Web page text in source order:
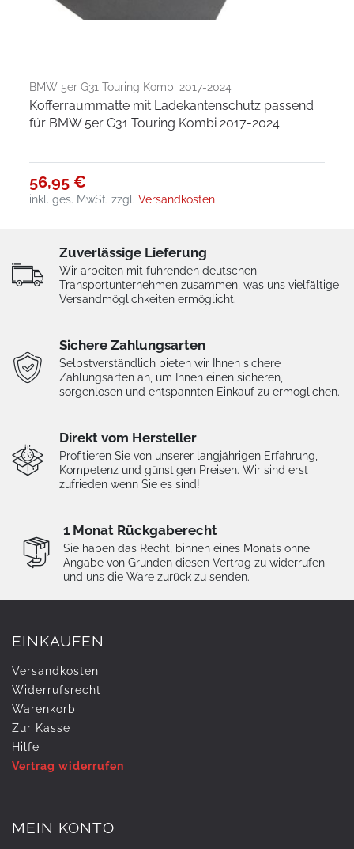
BMW 5er G31 Touring Kombi 2017-2024
Kofferraummatte mit Ladekantenschutz passend
für BMW 5er G31 Touring Kombi 2017-2024
56,95 €
inkl. ges. MwSt. zzgl.Versandkosten
Zuverlässige Lieferung
Wir arbeiten mit führenden deutschen
Transportunternehmen zusammen, was uns vielfältige
Versandmöglichkeiten ermöglicht.
Sichere Zahlungsarten
Selbstverständlich bieten wir Ihnen sichere
Zahlungsarten an, um Ihnen einen sicheren,
sorgenlosen und entspannten Einkauf zu ermöglichen.
Direkt vom Hersteller
Profitieren Sie von unserer langjährigen Erfahrung,
Kompetenz und günstigen Preisen. Wir sind erst
zufrieden wenn Sie es sind!
1 Monat Rückgaberecht
Sie haben das Recht, binnen eines Monats ohne
Angabe von Gründen diesen Vertrag zu widerrufen
und uns die Ware zurück zu senden.
EINKAUFEN
Versandkosten
Widerrufs­recht
Warenkorb
Zur Kasse
Hilfe
Vertrag widerrufen
MEIN KONTO